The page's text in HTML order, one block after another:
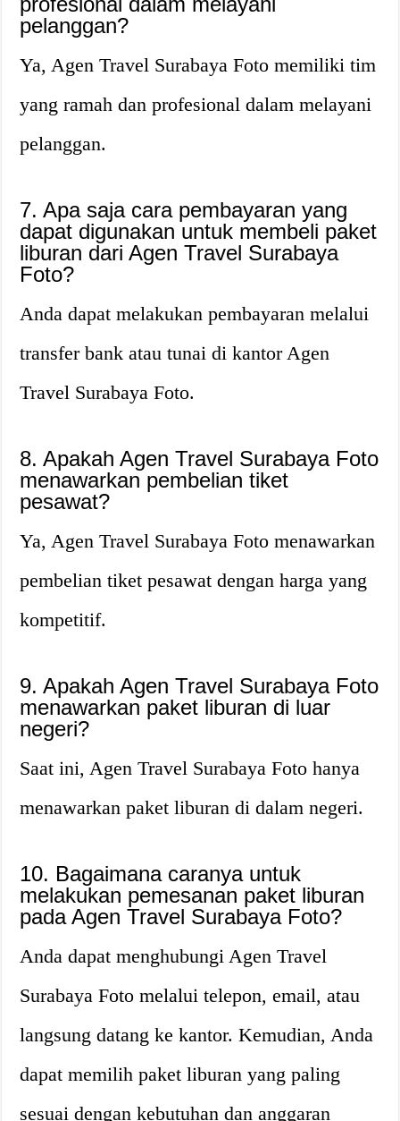
pelanggan?
Ya, Agen Travel Surabaya Foto memiliki tim
yang ramah dan profesional dalam melayani
pelanggan.
7. Apa saja cara pembayaran yang
dapat digunakan untuk membeli paket
liburan dari Agen Travel Surabaya
Foto?
Anda dapat melakukan pembayaran melalui
transfer bank atau tunai di kantor Agen
Travel Surabaya Foto.
8. Apakah Agen Travel Surabaya Foto
menawarkan pembelian tiket
pesawat?
Ya, Agen Travel Surabaya Foto menawarkan
pembelian tiket pesawat dengan harga yang
kompetitif.
9. Apakah Agen Travel Surabaya Foto
menawarkan paket liburan di luar
negeri?
Saat ini, Agen Travel Surabaya Foto hanya
menawarkan paket liburan di dalam negeri.
10. Bagaimana caranya untuk
melakukan pemesanan paket liburan
pada Agen Travel Surabaya Foto?
Anda dapat menghubungi Agen Travel
Surabaya Foto melalui telepon, email, atau
langsung datang ke kantor. Kemudian, Anda
dapat memilih paket liburan yang paling
sesuai dengan kebutuhan dan anggaran